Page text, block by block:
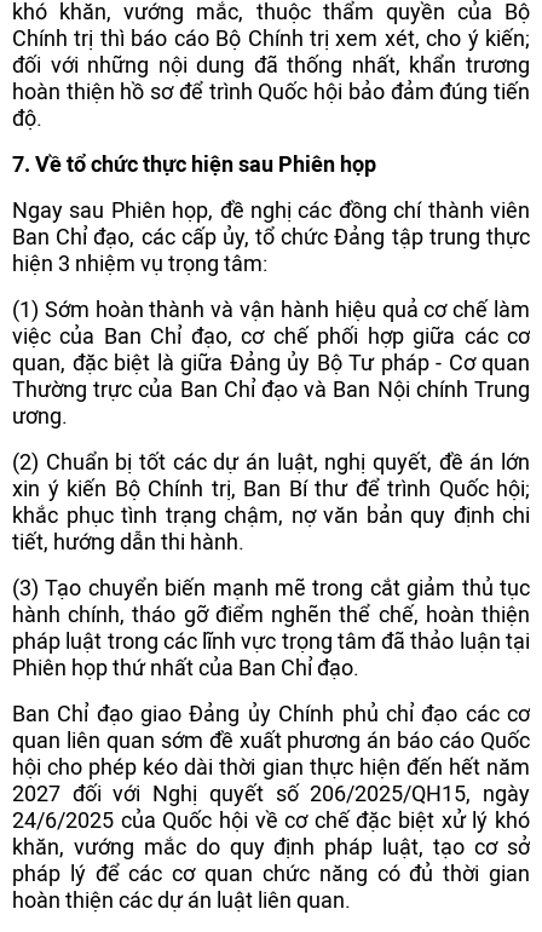
khó khăn, vướng mắc, thuộc thẩm quyền của Bộ
Chính trị thì báo cáo Bộ Chính trị xem xét, cho ý kiến;
đối với những nội dung đã thống nhất, khẩn trương
hoàn thiện hồ sơ để trình Quốc hội bảo đảm đúng tiến
độ.
7. Về tổ chức thực hiện sau Phiên họp
Ngay sau Phiên họp, đề nghị các đồng chí thành viên
Ban Chỉ đạo, các cấp ủy, tổ chức Đảng tập trung thực
hiện 3 nhiệm vụ trọng tâm:
(1) Sớm hoàn thành và vận hành hiệu quả cơ chế làm
việc của Ban Chỉ đạo, cơ chế phối hợp giữa các cơ
quan, đặc biệt là giữa Đảng ủy Bộ Tư pháp - Cơ quan
Thường trực của Ban Chỉ đạo và Ban Nội chính Trung
ương.
(2) Chuẩn bị tốt các dự án luật, nghị quyết, đề án lớn
xin ý kiến Bộ Chính trị, Ban Bí thư để trình Quốc hội;
khắc phục tình trạng chậm, nợ văn bản quy định chi
tiết, hướng dẫn thi hành.
(3) Tạo chuyển biến mạnh mẽ trong cắt giảm thủ tục
hành chính, tháo gỡ điểm nghẽn thể chế, hoàn thiện
pháp luật trong các lĩnh vực trọng tâm đã thảo luận tại
Phiên họp thứ nhất của Ban Chỉ đạo.
Ban Chỉ đạo giao Đảng ủy Chính phủ chỉ đạo các cơ
quan liên quan sớm đề xuất phương án báo cáo Quốc
hội cho phép kéo dài thời gian thực hiện đến hết năm
2027 đối với Nghị quyết số 206/2025/QH15, ngày
24/6/2025 của Quốc hội về cơ chế đặc biệt xử lý khó
khăn, vướng mắc do quy định pháp luật, tạo cơ sở
pháp lý để các cơ quan chức năng có đủ thời gian
hoàn thiện các dự án luật liên quan.